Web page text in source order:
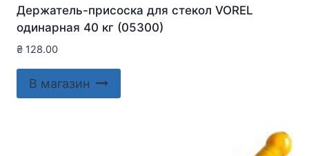
Держатель-присоска для стекол VOREL
одинарная 40 кг (05300)
₴ 128.00
В магазин